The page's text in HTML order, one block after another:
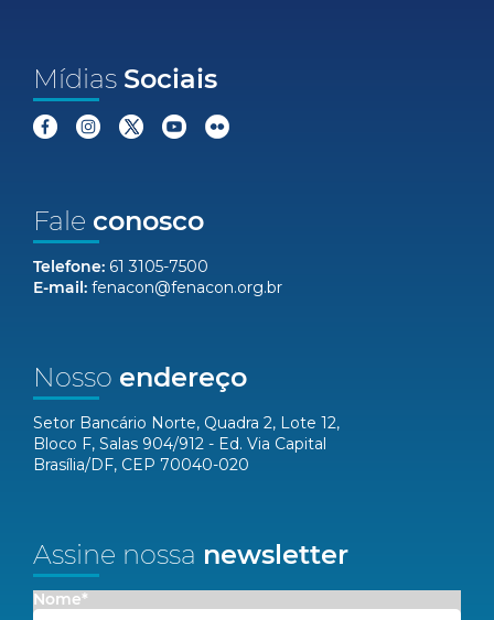
Mídias Sociais
Fale conosco
Telefone: 61 3105-7500
E-mail: fenacon@fenacon.org.br
Nosso endereço
Setor Bancário Norte, Quadra 2, Lote 12,
Bloco F, Salas 904/912 - Ed. Via Capital
Brasília/DF, CEP 70040-020
Assine nossa newsletter
Nome*